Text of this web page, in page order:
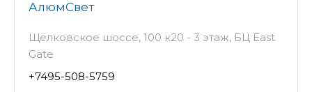
АлюмСвет
Щёлковское шоссе, 100 к20 - 3 этаж, БЦ East
Gate
+7495-508-5759